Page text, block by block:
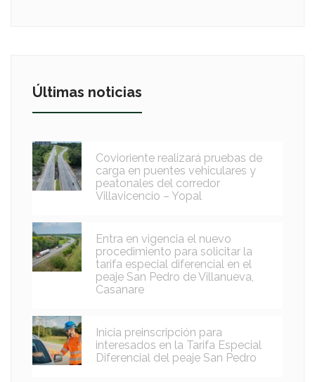
Últimas noticias
Covioriente realizará pruebas de
carga en puentes vehiculares y
peatonales del corredor
Villavicencio – Yopal
Entra en vigencia el nuevo
procedimiento para solicitar la
tarifa especial diferencial en el
peaje San Pedro de Villanueva,
Casanare
Inicia preinscripción para
interesados en la Tarifa Especial
Diferencial del peaje San Pedro